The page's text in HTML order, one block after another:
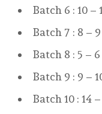
Batch 6 : 10 –
Batch 7 : 8 –
Batch 8 : 5 –
Batch 9 : 9 –
Batch 10 : 14